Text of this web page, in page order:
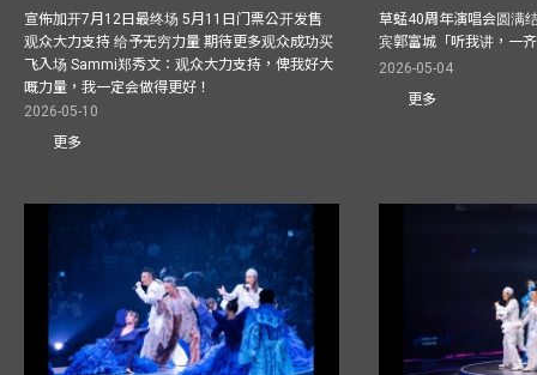
宣佈加开7月12日最终场 5月11日门票公开发售
观众大力支持 给予无穷力量 期待更多观众成功买
飞入场 Sammi郑秀文：观众大力支持，俾我好大
嘅力量，我一定会做得更好！
2026-05-10
更多
草蜢40周年演唱会圆满
宾郭富城「听我讲，一
2026-05-04
更多